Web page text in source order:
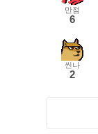
만점
6
씬나
2